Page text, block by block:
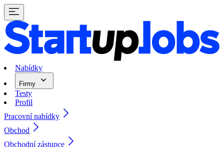
Nabídky
Firmy
Testy
Profil
Pracovní nabídky
Obchod
Obchodní zástupce